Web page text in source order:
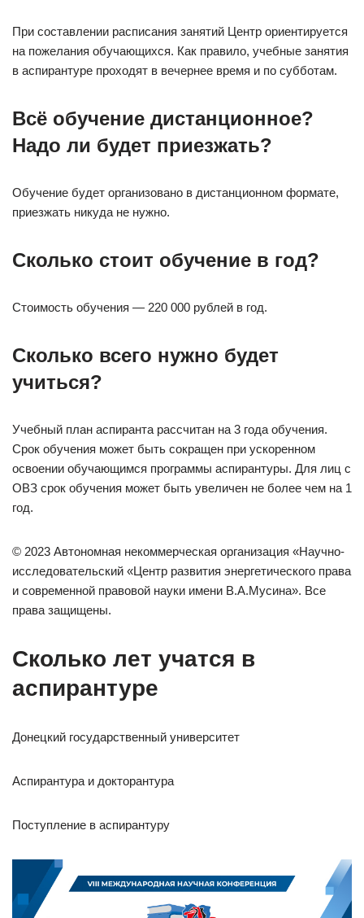
При составлении расписания занятий Центр ориентируется
на пожелания обучающихся. Как правило, учебные занятия
в аспирантуре проходят в вечернее время и по субботам.
Всё обучение дистанционное?
Надо ли будет приезжать?
Обучение будет организовано в дистанционном формате,
приезжать никуда не нужно.
Сколько стоит обучение в год?
Стоимость обучения — 220 000 рублей в год.
Сколько всего нужно будет
учиться?
Учебный план аспиранта рассчитан на 3 года обучения.
Срок обучения может быть сокращен при ускоренном
освоении обучающимся программы аспирантуры. Для лиц с
ОВЗ срок обучения может быть увеличен не более чем на 1
год.
© 2023 Автономная некоммерческая организация «Научно-
исследовательский «Центр развития энергетического права
и современной правовой науки имени В.А.Мусина». Все
права защищены.
Сколько лет учатся в
аспирантуре
Донецкий государственный университет
Аспирантура и докторантура
Поступление в аспирантуру